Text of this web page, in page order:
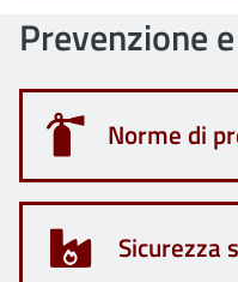
Prevenzione
Norme di
Sicurezza